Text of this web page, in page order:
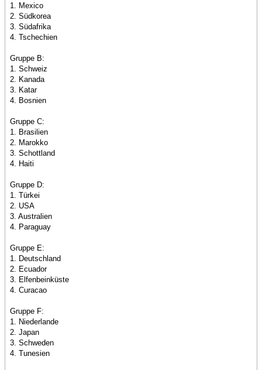
1. Mexico
2. Südkorea
3. Südafrika
4. Tschechien
Gruppe B:
1. Schweiz
2. Kanada
3. Katar
4. Bosnien
Gruppe C:
1. Brasilien
2. Marokko
3. Schottland
4. Haiti
Gruppe D:
1. Türkei
2. USA
3. Australien
4. Paraguay
Gruppe E:
1. Deutschland
2. Ecuador
3. Elfenbeinküste
4. Curacao
Gruppe F:
1. Niederlande
2. Japan
3. Schweden
4. Tunesien